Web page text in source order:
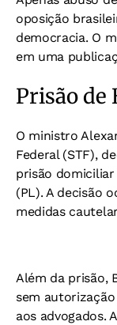
oposição
democracia. O
em uma
Prisão de
O ministro
Federal (STF),
prisão
(PL). A decisão
medidas
Além da prisão,
sem
aos advogados.